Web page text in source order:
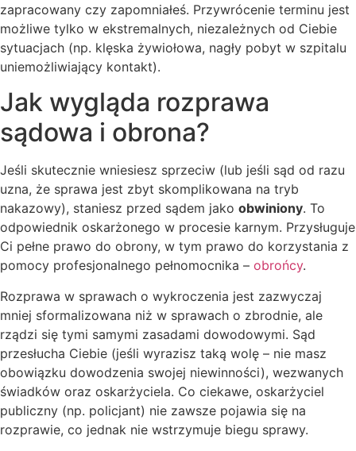
zapracowany czy zapomniałeś. Przywrócenie terminu jest
możliwe tylko w ekstremalnych, niezależnych od Ciebie
sytuacjach (np. klęska żywiołowa, nagły pobyt w szpitalu
uniemożliwiający kontakt).
Jak wygląda rozprawa
sądowa i obrona?
Jeśli skutecznie wniesiesz sprzeciw (lub jeśli sąd od razu
uzna, że sprawa jest zbyt skomplikowana na tryb
nakazowy), staniesz przed sądem jako obwiniony. To
odpowiednik oskarżonego w procesie karnym. Przysługuje
Ci pełne prawo do obrony, w tym prawo do korzystania z
pomocy profesjonalnego pełnomocnika – obrońcy.
Rozprawa w sprawach o wykroczenia jest zazwyczaj
mniej sformalizowana niż w sprawach o zbrodnie, ale
rządzi się tymi samymi zasadami dowodowymi. Sąd
przesłucha Ciebie (jeśli wyrazisz taką wolę – nie masz
obowiązku dowodzenia swojej niewinności), wezwanych
świadków oraz oskarżyciela. Co ciekawe, oskarżyciel
publiczny (np. policjant) nie zawsze pojawia się na
rozprawie, co jednak nie wstrzymuje biegu sprawy.